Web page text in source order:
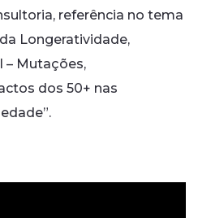
referência no tema
Longeratividade,
– Mutações,
dos 50+ nas